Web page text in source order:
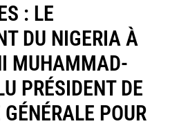
: LE
DU NIGERIA À
MUHAMMAD-
PRÉSIDENT DE
POUR